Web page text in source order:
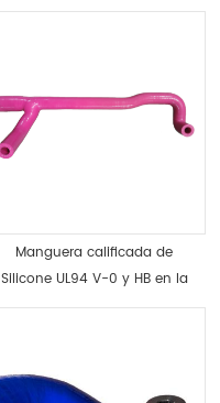
Manguera calificada de
Silicone UL94 V-0 y HB en la
lista de UL